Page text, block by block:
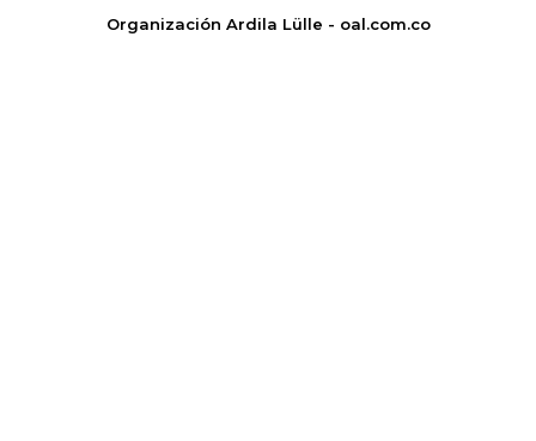
Organización Ardila Lülle - oal.com.co